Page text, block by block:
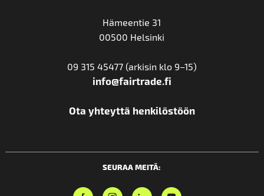
Hämeentie 31
00500 Helsinki
09 315 45477 (arkisin klo 9–15)
info@fairtrade.fi
Ota yhteyttä henkilöstöön
SEURAA MEITÄ: